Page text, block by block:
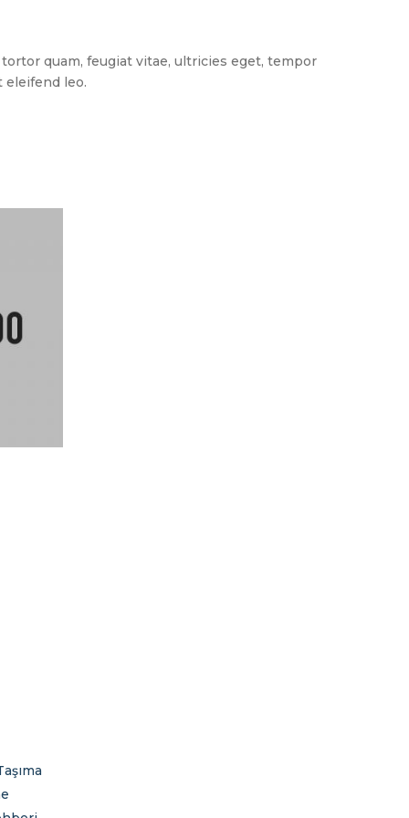
quam, feugiat vitae, ultricies eget, tempor
eleifend leo.